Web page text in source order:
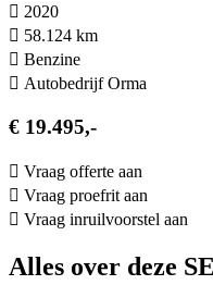
2020
58.124 km
Benzine
Autobedrijf Orma
€ 19.495,-
Vraag offerte aan
Vraag proefrit aan
Vraag inruilvoorstel aan
Alles over deze